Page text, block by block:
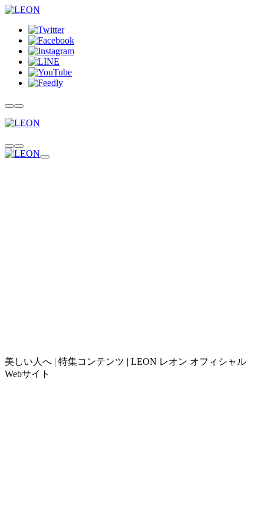
美しい人へ | 特集コンテンツ | LEON レオン オフィシャル
Webサイト